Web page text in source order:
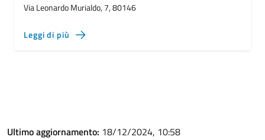
Via Leonardo Murialdo, 7, 80146
Leggi di più
Ultimo aggiornamento: 18/12/2024, 10:58